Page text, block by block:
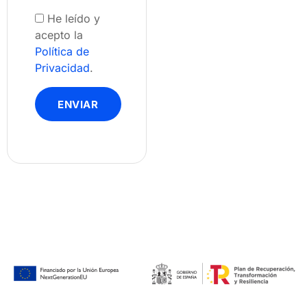
He leído y
acepto la
Política de
Privacidad.
ENVIAR